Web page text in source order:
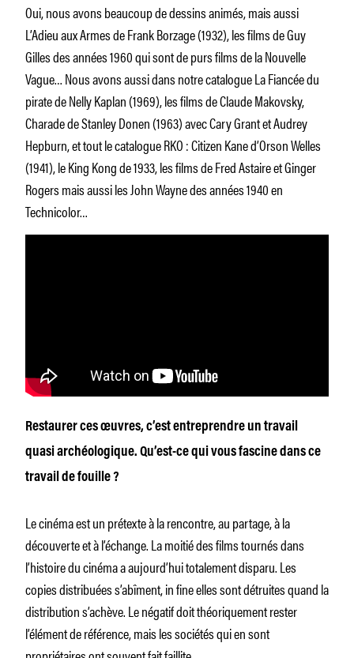
Oui, nous avons beaucoup de dessins animés, mais aussi
L’Adieu aux Armes de Frank Borzage (1932), les films de Guy
Gilles des années 1960 qui sont de purs films de la Nouvelle
Vague… Nous avons aussi dans notre catalogue La Fiancée du
pirate de Nelly Kaplan (1969), les films de Claude Makovsky,
Charade de Stanley Donen (1963) avec Cary Grant et Audrey
Hepburn, et tout le catalogue RKO : Citizen Kane d’Orson Welles
(1941), le King Kong de 1933, les films de Fred Astaire et Ginger
Rogers mais aussi les John Wayne des années 1940 en
Technicolor…
Restaurer ces œuvres, c’est entreprendre un travail
quasi archéologique. Qu’est-ce qui vous fascine dans ce
travail de fouille ?
Le cinéma est un prétexte à la rencontre, au partage, à la
découverte et à l’échange. La moitié des films tournés dans
l’histoire du cinéma a aujourd’hui totalement disparu. Les
copies distribuées s’abîment, in fine elles sont détruites quand la
distribution s’achève. Le négatif doit théoriquement rester
l’élément de référence, mais les sociétés qui en sont